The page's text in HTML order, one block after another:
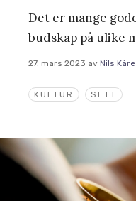
KULTUR SETT
Det er mange
budskap på ulike
27. mars 2023 av Nils